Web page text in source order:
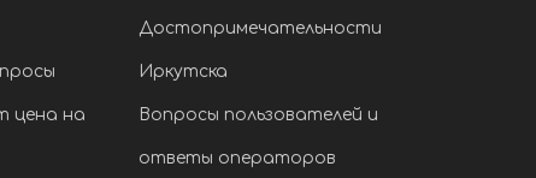
цена на
Достопримечательности
Иркутска
Вопросы пользователей и
ответы операторов